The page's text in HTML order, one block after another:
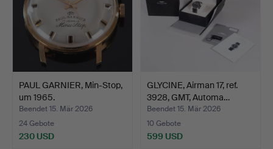
PAUL GARNIER, Min-Stop,
um 1965.
Beendet 15. Mär 2026
24 Gebote
230 USD
GLYCINE, Airman 17, ref.
3928, GMT, Automa…
Beendet 15. Mär 2026
10 Gebote
599 USD